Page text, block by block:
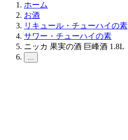
ホーム
お酒
リキュール・チューハイの素
サワー・チューハイの素
ニッカ 果実の酒 巨峰酒 1.8L
...